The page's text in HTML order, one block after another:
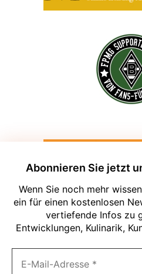
Abonnieren Sie jetzt
Wenn Sie noch mehr
ein für einen kostenlosen
vertiefende Infos zu
Entwicklungen, Kulinarik,
Um unsere Webseite für Sie
gestalten und fortlaufend
können, verwenden wir